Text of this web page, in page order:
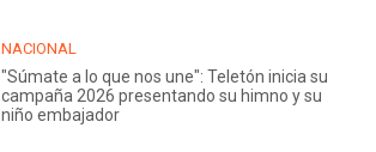
NACIONAL
"Súmate a lo que nos une": Teletón inicia su
campaña 2026 presentando su himno y su
niño embajador